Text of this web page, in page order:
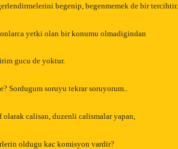
begenip, begenmemek de bir tercihtir.
yetki olan bir konumu olmadigindan
gucu de yoktur.
Sordugum soruyu tekrar soruyorum..
calisan, duzenli calismalar yapan,
oldugu kac komisyon vardir?